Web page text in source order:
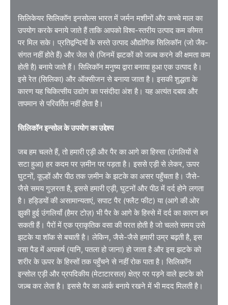
सिलिकेयर सिलिकॉन इनसोल्स भारत में जर्मन मशीनों और कच्चे माल का
उपयोग करके बनाये जाते हैं ताकि आपको विश्व-स्तरीय उत्पाद कम कीमत
पर मिल सके। प्रतिद्वन्दियों के सस्ते उत्पाद औद्योगिक सिलिकॉन (जो जैव-
संगत नहीं होते हैं) और जेल से (जिनमें झटकों को जज़्ब करने की क्षमता कम
होती है) बनाये जाते हैं। सिलिकॉन मनुष्य द्वारा बनाया हुआ एक उत्पाद है।
इसे रेत (सिलिका) और ऑक्सीजन से बनाया जाता है। इसकी शुद्धता के
कारण यह चिकित्सीय उद्योग का पसंदीदा अंश है। यह अत्यंत दबाव और
तापमान से परिवर्तित नहीं होता है।
सिलिकॉन इन्सोल के उपयोग का उद्देश्य
जब हम चलते हैं, तो हमारी एड़ी और पैर का आगे का हिस्सा (उंगलियों से
सटा हुआ) हर कदम पर ज़मीन पर पड़ता है। इससे एड़ी से लेकर, ऊपर
घुटनों, कूल्हों और पीठ तक ज़मीन के झटके का असर पहुँचता है। जैसे-
जैसे समय गुज़रता है, इससे हमारी एड़ी, घुटनों और पीठ में दर्द होने लगता
है। हड्डियों की असामान्यताएं, सपाट पैर (फ्लैट फीट) या (आगे की ओर
झुकी हुई उंगलियाँ (हैमर टोज़) भी पैर के आगे के हिस्से में दर्द का कारण बन
सकती हैं। पैरों में एक प्राकृतिक वसा की परत होती है जो चलते समय उसे
झटके या शॉक से बचाती है। लेकिन, जैसे-जैसे हमारी उम्र बढ़ती है, इस
वसा पैड में अपकर्ष (यानि, पतला हो जाना) हो जाता है और इस झटके को
शरीर के ऊपर के हिस्सों तक पहुँचने से नहीं रोक पाता है। सिलिकॉन
इन्सोल एड़ी और प्रपदिकीय (मेटाटारसल) क्षेत्र पर पड़ने वाले झटके को
जज़्ब कर लेता है। इससे पैर का आर्क बनाये रखने में भी मदद मिलती है।